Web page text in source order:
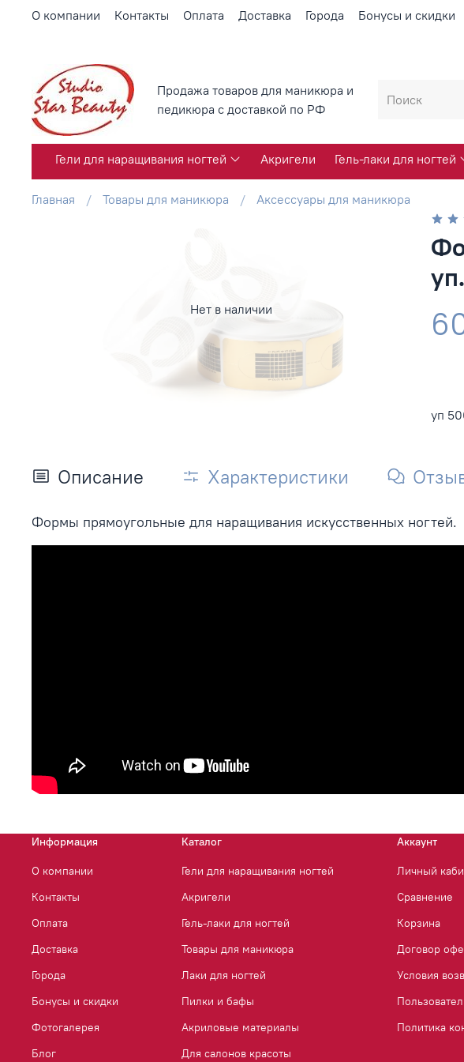
О компании Контакты Оплата Доставка Города Бонусы и скидки
Продажа товаров для маникюра и
педикюра с доставкой по РФ
Гели для наращивания ногтей Акригели Гель-лаки для ногтей
Главная Товары для маникюра Аксессуары для маникюра
Нет в наличии
уп
Описание Характеристики
Формы прямоугольные для наращивания искусственных ногтей.
Информация
О компании
Контакты
Оплата
Доставка
Города
Бонусы и скидки
Фотогалерея
Блог
Каталог
Гели для наращивания ногтей
Акригели
Гель-лаки для ногтей
Товары для маникюра
Лаки для ногтей
Пилки и бафы
Акриловые материалы
Для салонов красоты
Аккаунт
Личный
Сравнение
Корзина
Договор
Условия
Политика